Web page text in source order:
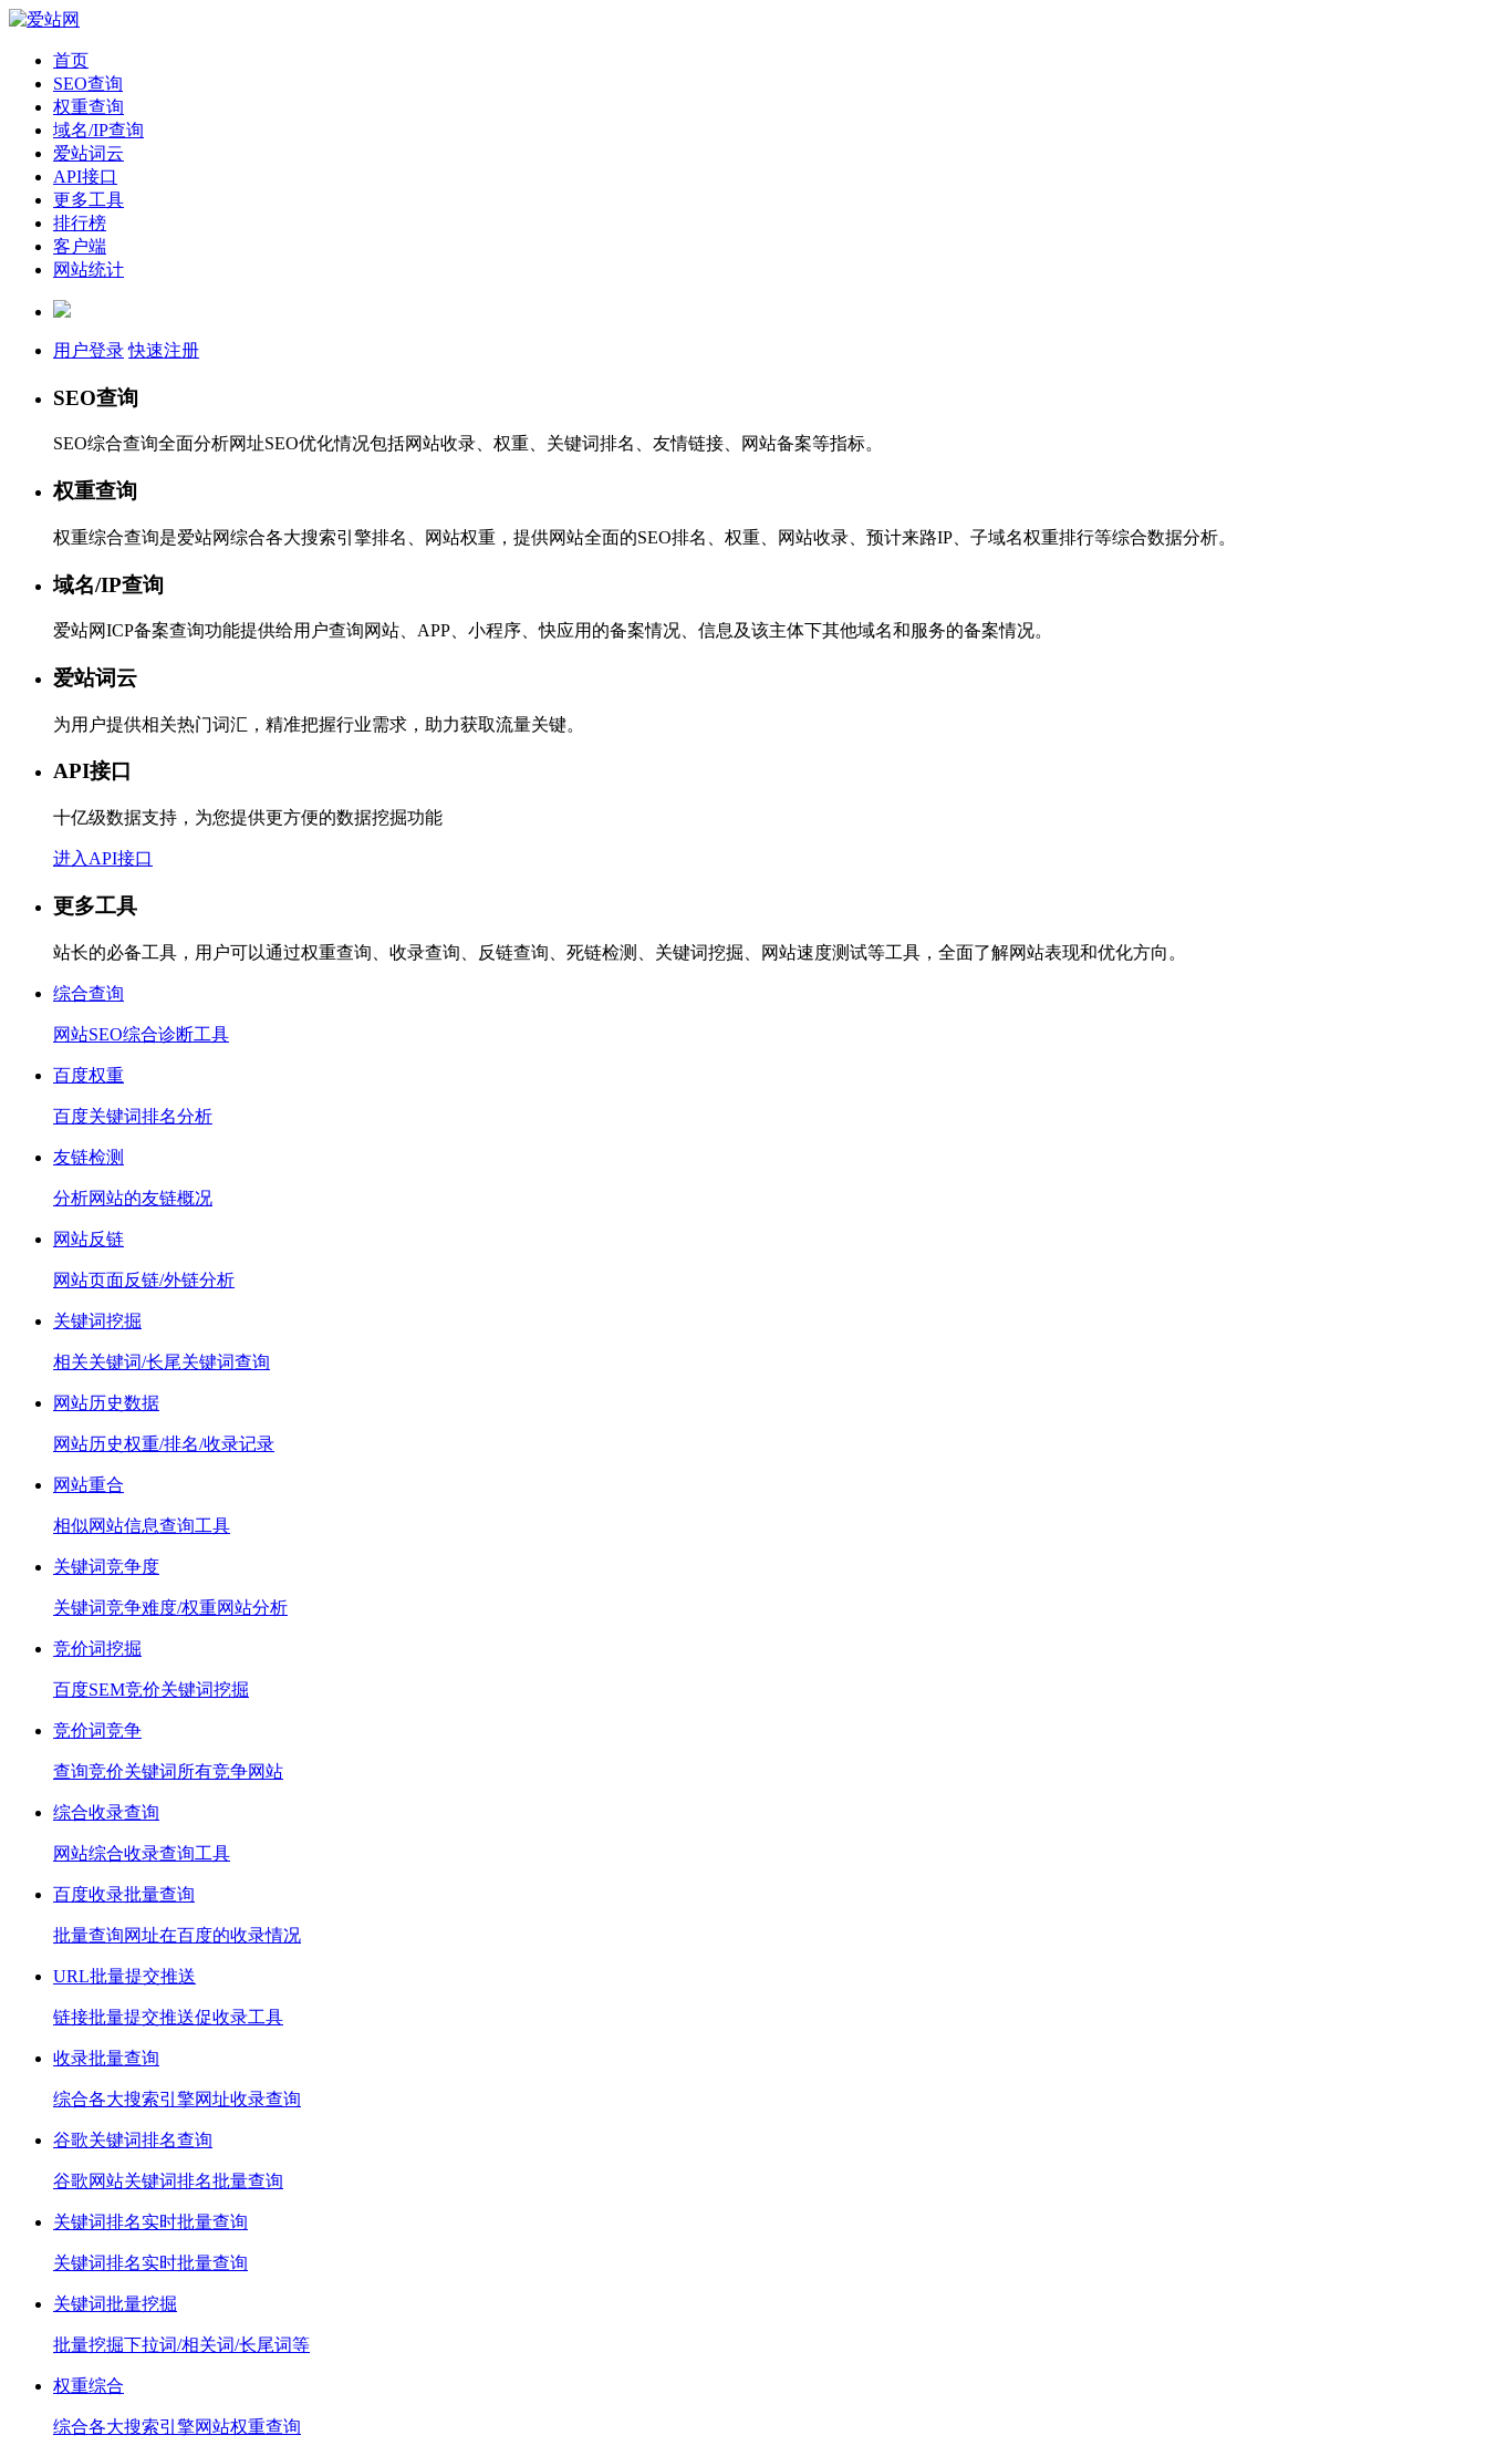
首页
SEO查询
权重查询
域名/IP查询
爱站词云
API接口
更多工具
排行榜
客户端
网站统计
用户登录 快速注册
SEO查询
SEO综合查询全面分析网址SEO优化情况包括网站收录、权重、关键词排名、友情链接、网站备案等指标。
权重查询
权重综合查询是爱站网综合各大搜索引擎排名、网站权重，提供网站全面的SEO排名、权重、网站收录、预计来路IP、子域名权重排行等综合数据分析。
域名/IP查询
爱站网ICP备案查询功能提供给用户查询网站、APP、小程序、快应用的备案情况、信息及该主体下其他域名和服务的备案情况。
爱站词云
为用户提供相关热门词汇，精准把握行业需求，助力获取流量关键。
API接口
十亿级数据支持，为您提供更方便的数据挖掘功能
进入API接口
更多工具
站长的必备工具，用户可以通过权重查询、收录查询、反链查询、死链检测、关键词挖掘、网站速度测试等工具，全面了解网站表现和优化方向。
综合查询
网站SEO综合诊断工具
百度权重
百度关键词排名分析
友链检测
分析网站的友链概况
网站反链
网站页面反链/外链分析
关键词挖掘
相关关键词/长尾关键词查询
网站历史数据
网站历史权重/排名/收录记录
网站重合
相似网站信息查询工具
关键词竞争度
关键词竞争难度/权重网站分析
竞价词挖掘
百度SEM竞价关键词挖掘
竞价词竞争
查询竞价关键词所有竞争网站
综合收录查询
网站综合收录查询工具
百度收录批量查询
批量查询网址在百度的收录情况
URL批量提交推送
链接批量提交推送促收录工具
收录批量查询
综合各大搜索引擎网址收录查询
谷歌关键词排名查询
谷歌网站关键词排名批量查询
关键词排名实时批量查询
关键词排名实时批量查询
关键词批量挖掘
批量挖掘下拉词/相关词/长尾词等
权重综合
综合各大搜索引擎网站权重查询